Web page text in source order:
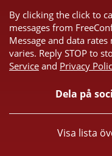
By clicking the click to
messages from
Message and data
varies. Reply STOP to
Service and Privacy
Dela på
Visa lista